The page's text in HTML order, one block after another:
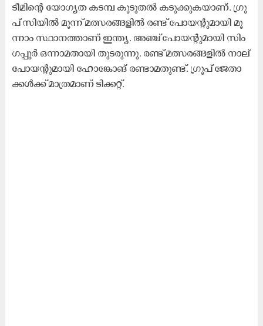
ടീ​മി​ന്റെ യോ​ഗ്യ​ത ക​ട​മ്പ കൂ​ടു​ത​ൽ ക​ടു​ക്കു​ക​യാ​ണ്. ഗ്രൂ​
പ് സി​യി​ൽ മൂ​ന്ന് മ​ത്സ​ര​ങ്ങ​ളി​ൽ ര​ണ്ട് പോ​യ​ന്റു​മാ​യി മൂ​
ന്നാം സ്ഥാ​ന​ത്താ​ണ് ഇ​ന്ത്യ. അ​ഞ്ച് പോ​യ​ന്റു​മാ​യി സിം​
ഗ​പ്പൂ​ർ ഒ​ന്നാ​മ​താ​യി തു​ട​രു​ന്നു. ര​ണ്ട് മ​ത്സ​ര​ങ്ങ​ളി​ൽ നാ​ല്
പോ​യ​ന്റു​മാ​യി ഹോ​ങ്കോ​ങ് ര​ണ്ടാ​മ​തു​ണ്ട്. ഗ്രൂ​പ് ജേ​താ​
ക്ക​ൾ​ക്ക് മാ​ത്ര​മാ​ണ് ടി​ക്ക​റ്റ്.